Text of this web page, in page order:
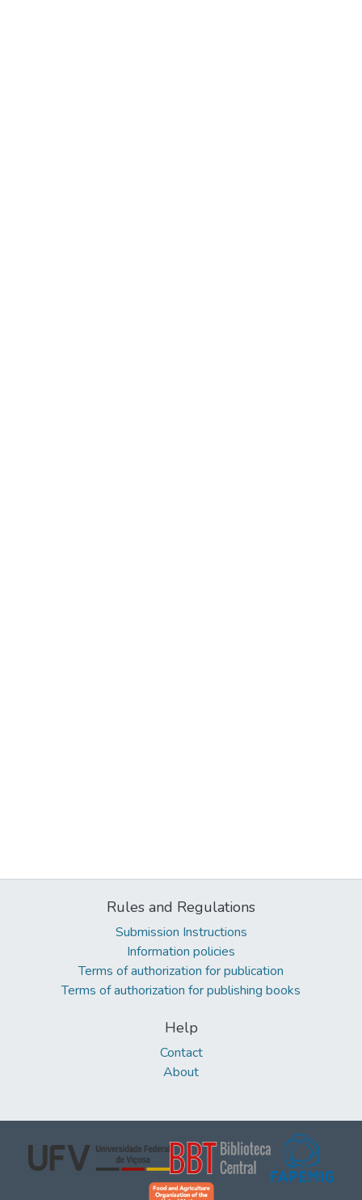
Rules and Regulations
Submission Instructions
Information policies
Terms of authorization for publication
Terms of authorization for publishing books
Help
Contact
About